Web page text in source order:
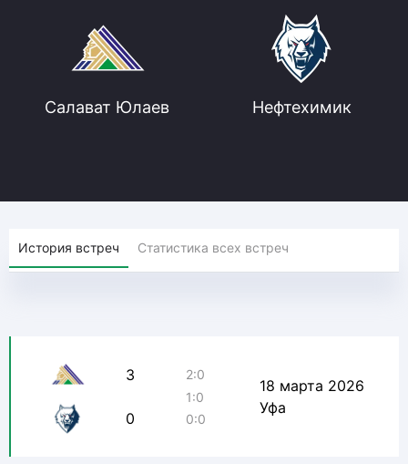
Салават Юлаев Нефтехимик
История встреч Статистика всех встреч
3
0
2:0
1:0
0:0
18 марта 2026
Уфа